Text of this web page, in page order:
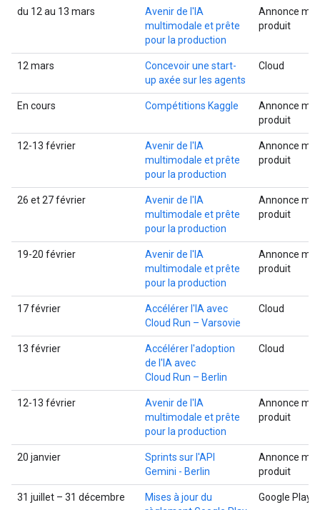
du 12 au 13 mars
Avenir de l'IA
multimodale et prête
pour la production
Annonce
produit
12 mars
Concevoir une start-
up axée sur les agents
Cloud
En cours Compétitions Kaggle
Annonce
produit
12-13 février
Avenir de l'IA
multimodale et prête
pour la production
Annonce
produit
26 et 27 février
Avenir de l'IA
multimodale et prête
pour la production
Annonce
produit
19-20 février
Avenir de l'IA
multimodale et prête
pour la production
Annonce
produit
17 février
Accélérer l'IA avec
Cloud Run – Varsovie
Cloud
13 février
Accélérer l'adoption
de l'IA avec
Cloud Run – Berlin
Cloud
12-13 février
Avenir de l'IA
multimodale et prête
pour la production
Annonce
produit
20 janvier
Sprints sur l'API
Gemini - Berlin
Annonce
produit
31 juillet – 31 décembre
Mises à jour du
Google Play